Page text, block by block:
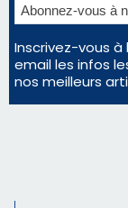
Inscrivez-vous
email les infos
nos meilleurs